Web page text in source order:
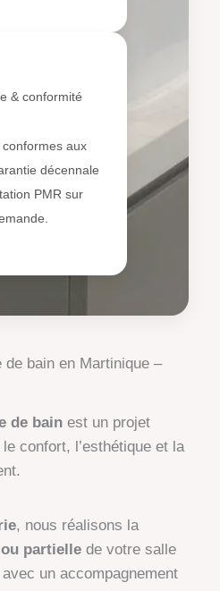
& conformité
aux
décennale
PMR sur
de bain en Martinique –
de bain est un projet
confort, l’esthétique et la
, nous réalisons la
partielle de votre salle
un accompagnement